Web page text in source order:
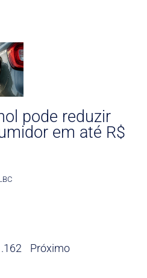
pode reduzir
em até R$
Próximo